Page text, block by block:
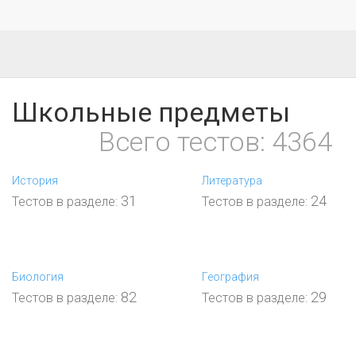
Школьные предметы
Всего тестов: 4364
История
Тестов в разделе: 31
Литература
Тестов в разделе: 24
Биология
Тестов в разделе: 82
География
Тестов в разделе: 29